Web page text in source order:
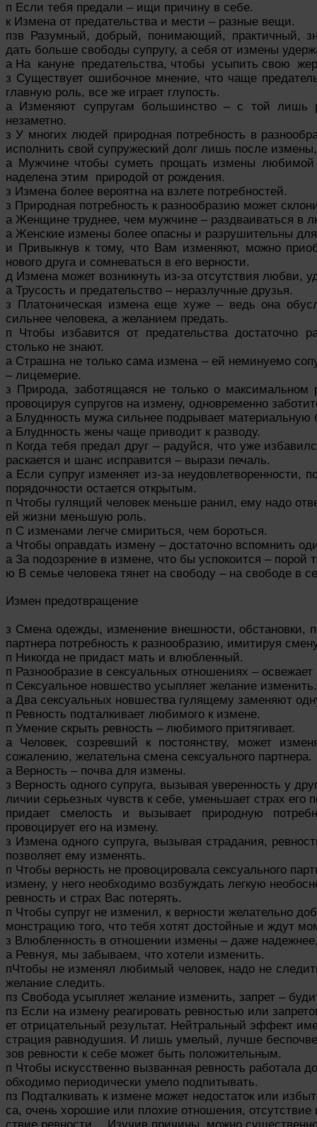
п Если тебя предали – ищи причину в себе.
к Измена от предательства и мести – разные вещи.
пзв Разумный, добрый, понимающий, практичный,
дать больше свободы супругу, а себя от измены
а На кануне предательства, чтобы усыпить свою
з Существует ошибочное мнение, что чаще
главную роль, все же играет глупость.
а Изменяют супругам большинство – с той лишь
незаметно.
з У многих людей природная потребность в
исполнить свой супружеский долг лишь после измены,
а Мужчине чтобы суметь прощать измены
наделена этим природой от рождения.
з Измена более вероятна на взлете потребностей.
з Природная потребность к разнообразию может
а Женщине труднее, чем мужчине – раздваиваться в
а Женские измены более опасны и разрушительны
и Привыкнув к тому, что Вам изменяют, можно
нового друга и сомневаться в его верности.
д Измена может возникнуть из-за отсутствия любви,
а Трусость и предательство – неразлучные друзья.
з Платоническая измена еще хуже – ведь она
сильнее человека, а желанием предать.
п Чтобы избавится от предательства достаточно
столько не знают.
а Страшна не только сама измена – ей неминуемо
– лицемерие.
з Природа, заботящаяся не только о максимальном
провоцируя супругов на измену, одновременно
а Блуднность мужа сильнее подрывает материальную
а Блуднность жены чаще приводит к разводу.
п Когда тебя предал друг – радуйся, что уже
раскается и шанс исправится – вырази печаль.
а Если супруг изменяет из-за неудовлетворенности,
порядочности остается открытым.
п Чтобы гулящий человек меньше ранил, ему надо
ей жизни меньшую роль.
п С изменами легче смириться, чем бороться.
а Чтобы оправдать измену – достаточно вспомнить
а За подозрение в измене, что бы успокоится – порой
ю В семье человека тянет на свободу – на свободе в
Измен предотвращение
з Смена одежды, изменение внешности, обстановки,
партнера потребность к разнообразию, имитируя
п Никогда не придаст мать и влюбленный.
п Разнообразие в сексуальных отношениях – освежает
п Сексуальное новшество усыпляет желание изменить.
а Два сексуальных новшества гулящему заменяют
п Ревность подталкивает любимого к измене.
п Умение скрыть ревность – любимого притягивает.
а Человек, созревший к постоянству, может
сожалению, желательна смена сексуального партнера.
а Верность – почва для измены.
з Верность одного супруга, вызывая уверенность у
личии серьезных чувств к себе, уменьшает страх его
придает смелость и вызывает природную
провоцирует его на измену.
з Измена одного супруга, вызывая страдания,
позволяет ему изменять.
п Чтобы верность не провоцировала сексуального
измену, у него необходимо возбуждать легкую
ревность и страх Вас потерять.
п Чтобы супруг не изменил, к верности желательно
монстрацию того, что тебя хотят достойные и ждут
з Влюбленность в отношении измены – даже
а Ревнуя, мы забываем, что хотели изменить.
пЧтобы не изменял любимый человек, надо не
желание следить.
пз Свобода усыпляет желание изменить, запрет –
пз Если на измену реагировать ревностью или
ет отрицательный результат. Нейтральный эффект
страция равнодушия. И лишь умелый, лучше
зов ревности к себе может быть положительным.
п Чтобы искусственно вызванная ревность работала
обходимо периодически умело подпитывать.
пз Подталкивать к измене может недостаток или
са, очень хорошие или плохие отношения, отсутствие